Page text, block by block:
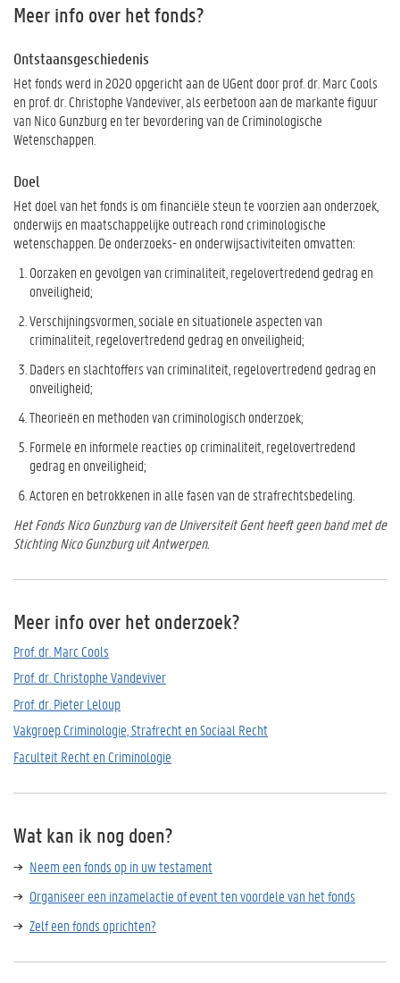
Meer info over het fonds?
Ontstaansgeschiedenis
Het fonds werd in 2020 opgericht aan de UGent door prof. dr. Marc Cools
en prof. dr. Christophe Vandeviver, als eerbetoon aan de markante figuur
van Nico Gunzburg en ter bevordering van de Criminologische
Wetenschappen.
Doel
Het doel van het fonds is om financiële steun te voorzien aan onderzoek,
onderwijs en maatschappelijke outreach rond criminologische
wetenschappen. De onderzoeks- en onderwijsactiviteiten omvatten:
Oorzaken en gevolgen van criminaliteit, regelovertredend gedrag en
onveiligheid;
Verschijningsvormen, sociale en situationele aspecten van
criminaliteit, regelovertredend gedrag en onveiligheid;
Daders en slachtoffers van criminaliteit, regelovertredend gedrag en
onveiligheid;
Theorieën en methoden van criminologisch onderzoek;
Formele en informele reacties op criminaliteit, regelovertredend
gedrag en onveiligheid;
Actoren en betrokkenen in alle fasen van de strafrechtsbedeling.
Het Fonds Nico Gunzburg van de Universiteit Gent heeft geen band met de
Stichting Nico Gunzburg uit Antwerpen.
Meer info over het onderzoek?
Prof. dr. Marc Cools
Prof. dr. Christophe Vandeviver
Prof. dr. Pieter Leloup
Vakgroep Criminologie, Strafrecht en Sociaal Recht
Faculteit Recht en Criminologie
Wat kan ik nog doen?
Neem een fonds op in uw testament
Organiseer een inzamelactie of event ten voordele van het fonds
Zelf een fonds oprichten?